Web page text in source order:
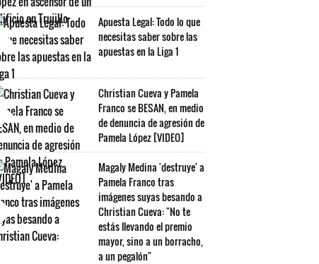
Apuesta Legal: Todo lo que
necesitas saber sobre las
apuestas en la Liga 1
Christian Cueva y Pamela
Franco se BESAN, en medio
de denuncia de agresión de
Pamela López [VIDEO]
Magaly Medina 'destruye' a
Pamela Franco tras
imágenes suyas besando a
Christian Cueva: "No te
estás llevando el premio
mayor, sino a un borracho,
a un pegalón"